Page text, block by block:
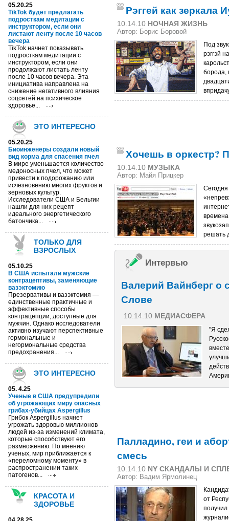
05.20.25
TikTok будет предлагать
подросткам медитации с
инструктором, если они
листают ленту после 10 часов
вечера
TikTok начнет показывать
подросткам медитации с
инструктором, если они
продолжают листать ленту
после 10 часов вечера. Эта
инициатива направлена на
снижение негативного влияния
соцсетей на психическое
здоровье...
ЭТО ИНТЕРЕСНО
05.20.25
Биоинженеры создали новый
вид корма для спасения пчел
В мире уменьшается количество
медоносных пчел, что может
привести к подорожанию или
исчезновению многих фруктов и
зерновых культур.
Исследователи США и Бельгии
нашли для них рецепт
идеального энергетического
батончика...
ТОЛЬКО ДЛЯ
ВЗРОСЛЫХ
05.10.25
В США испытали мужские
контрацептивы, заменяющие
вазэктомию
Презервативы и вазэктомия —
единственные практичные и
эффективные способы
контрацепции, доступные для
мужчин. Однако исследователи
активно изучают перспективные
гормональные и
негормональные средства
предохранения...
ЭТО ИНТЕРЕСНО
05. 4.25
Ученые в США предупредили
об угрожающих миру опасных
грибах-убийцах Aspergillus
Грибок Aspergillus начнет
угрожать здоровью миллионов
людей из-за изменений климата,
которые способствуют его
размножению. По мнению
ученых, мир приближается к
«переломному моменту» в
распространении таких
патогенов...
КРАСОТА И
ЗДОРОВЬЕ
Рэггей как зеркала
10.14.10 НОЧНАЯ ЖИЗНЬ
Автор: Борис Боровой
Под
рэггэй
борода,
Хочешь в оркестр?
10.14.10 МУЗЫКА
Автор: Майя Прицкер
решать
Интервью
Валерий Вайнберг о
Слове
10.14.10 МЕДИАСФЕРА
"Я
Палладино, геи и
смесь
10.14.10 NY СКАНДАЛЫ И
Автор: Вадим Ярмолинец
от